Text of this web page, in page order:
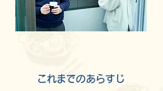
これまでのあらすじ